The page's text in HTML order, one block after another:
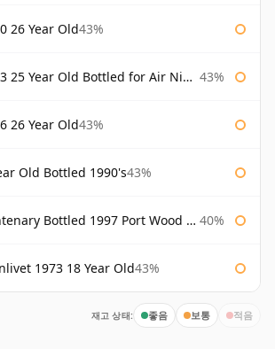
26 Year Old43%
Year Old Bottled for Air Nippon 43%
26 Year Old43%
Old Bottled 1990's43%
Bottled 1997 Port Wood Finish 40%
1973 18 Year Old43%
재고 상태: 좋음 보통 적음